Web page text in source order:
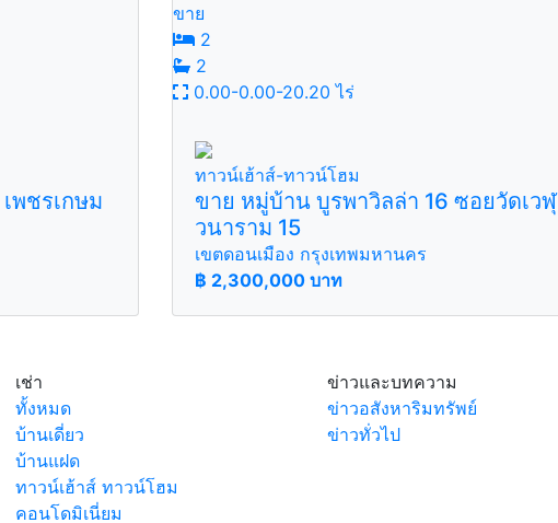
พชรเกษม
ขาย
2
2
0.00-0.00-20.20 ไร่
ทาวน์เฮ้าส์-ทาวน์โฮม
ขาย หมู่บ้าน บูรพาวิลล่า 16 ซอยวัดเวฬุ
วนาราม 15
เขตดอนเมือง กรุงเทพมหานคร
฿ 2,300,000 บาท
เช่า
ทั้งหมด
บ้านเดี่ยว
บ้านแฝด
ทาวน์เฮ้าส์ ทาวน์โฮม
คอนโดมิเนี่ยม
ข่าวและบทความ
ข่าวอสังหาริมทรัพย์
ข่าวทั่วไป